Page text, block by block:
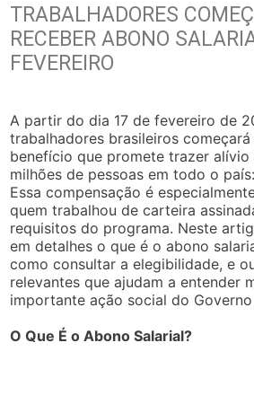
TRABALHADORES
RECEBER ABONO
FEVEREIRO
A partir do dia 17 de fevereiro de
trabalhadores brasileiros
benefício que promete trazer alívio
milhões de pessoas em todo o
Essa compensação é
quem trabalhou de carteira
requisitos do programa. Neste
em detalhes o que é o abono
como consultar a elegibilidade, e
relevantes que ajudam a entender
importante ação social do Governo
O Que É o Abono Salarial?